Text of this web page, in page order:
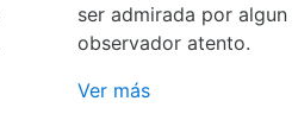
ser admirada por algun
observador atento.
Ver más